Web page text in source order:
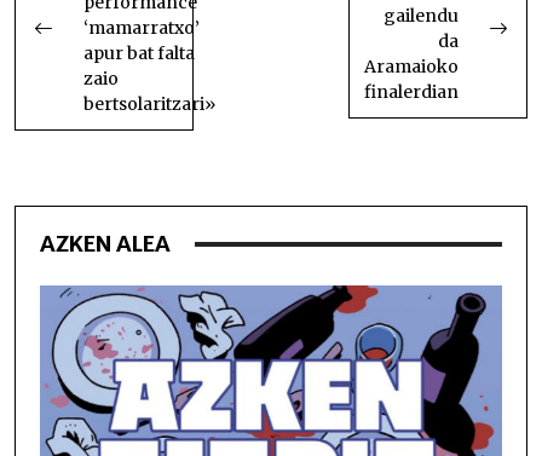
‘mamarratxo’
apur bat falta
zaio
bertsolaritzari»
gailendu
da
Aramaioko
finalerdian
AZKEN ALEA